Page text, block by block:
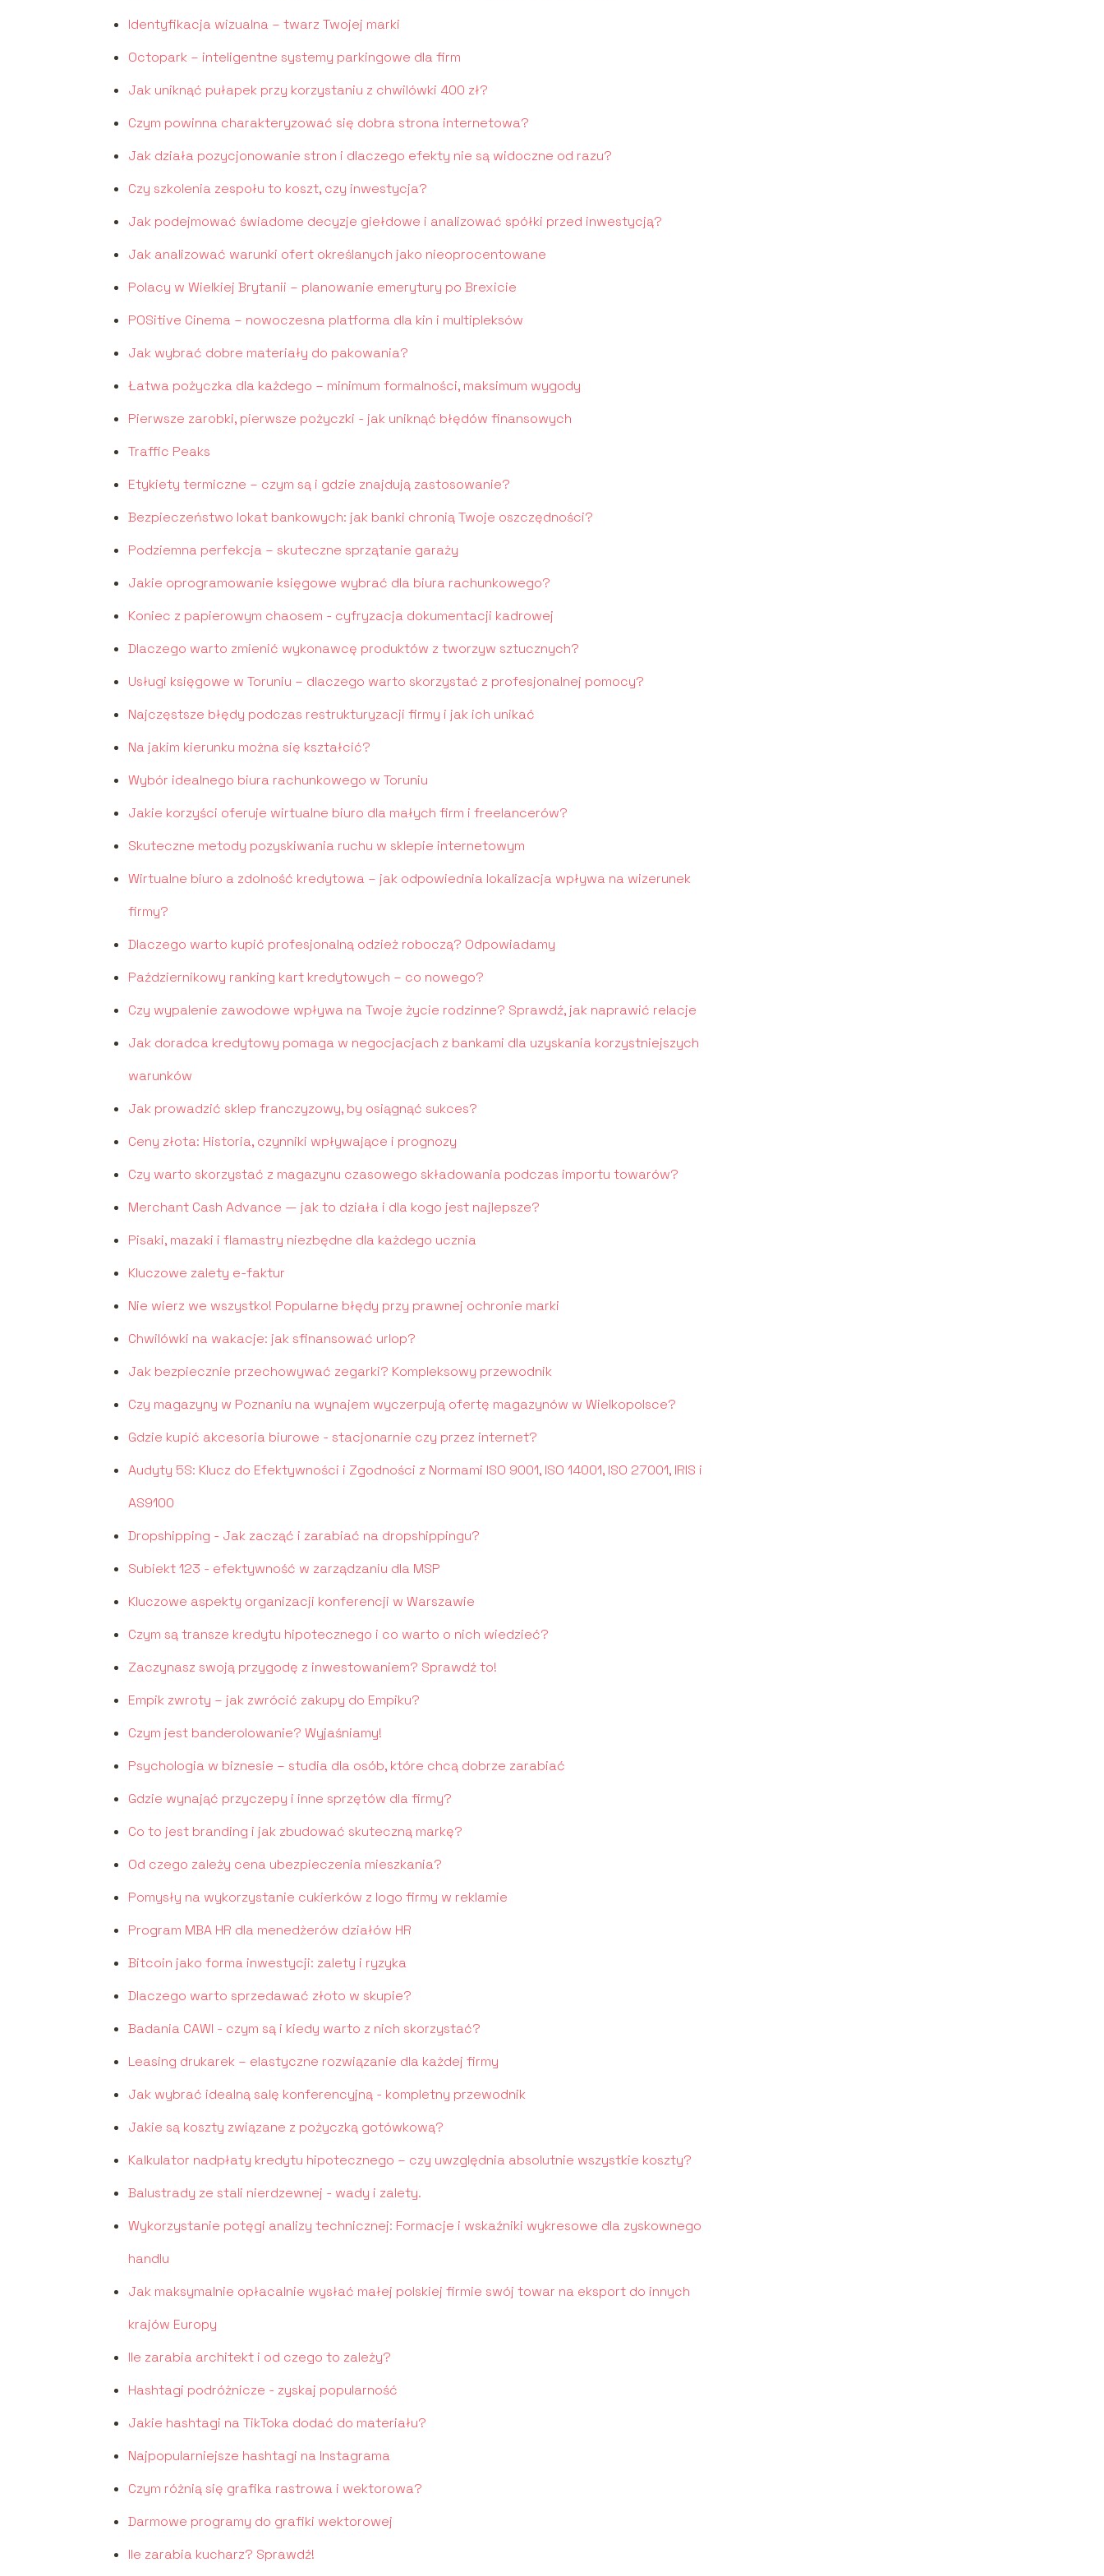
Identyfikacja wizualna – twarz Twojej marki
Octopark – inteligentne systemy parkingowe dla firm
Jak uniknąć pułapek przy korzystaniu z chwilówki 400 zł?
Czym powinna charakteryzować się dobra strona internetowa?
Jak działa pozycjonowanie stron i dlaczego efekty nie są widoczne od razu?
Czy szkolenia zespołu to koszt, czy inwestycja?
Jak podejmować świadome decyzje giełdowe i analizować spółki przed inwestycją?
Jak analizować warunki ofert określanych jako nieoprocentowane
Polacy w Wielkiej Brytanii – planowanie emerytury po Brexicie
POSitive Cinema – nowoczesna platforma dla kin i multipleksów
Jak wybrać dobre materiały do pakowania?
Łatwa pożyczka dla każdego – minimum formalności, maksimum wygody
Pierwsze zarobki, pierwsze pożyczki - jak uniknąć błędów finansowych
Traffic Peaks
Etykiety termiczne – czym są i gdzie znajdują zastosowanie?
Bezpieczeństwo lokat bankowych: jak banki chronią Twoje oszczędności?
Podziemna perfekcja – skuteczne sprzątanie garaży
Jakie oprogramowanie księgowe wybrać dla biura rachunkowego?
Koniec z papierowym chaosem - cyfryzacja dokumentacji kadrowej
Dlaczego warto zmienić wykonawcę produktów z tworzyw sztucznych?
Usługi księgowe w Toruniu – dlaczego warto skorzystać z profesjonalnej pomocy?
Najczęstsze błędy podczas restrukturyzacji firmy i jak ich unikać
Na jakim kierunku można się kształcić?
Wybór idealnego biura rachunkowego w Toruniu
Jakie korzyści oferuje wirtualne biuro dla małych firm i freelancerów?
Skuteczne metody pozyskiwania ruchu w sklepie internetowym
Wirtualne biuro a zdolność kredytowa – jak odpowiednia lokalizacja wpływa na wizerunek
firmy?
Dlaczego warto kupić profesjonalną odzież roboczą? Odpowiadamy
Październikowy ranking kart kredytowych – co nowego?
Czy wypalenie zawodowe wpływa na Twoje życie rodzinne? Sprawdź, jak naprawić relacje
Jak doradca kredytowy pomaga w negocjacjach z bankami dla uzyskania korzystniejszych
warunków
Jak prowadzić sklep franczyzowy, by osiągnąć sukces?
Ceny złota: Historia, czynniki wpływające i prognozy
Czy warto skorzystać z magazynu czasowego składowania podczas importu towarów?
​Merchant Cash Advance — jak to działa i dla kogo jest najlepsze?
Pisaki, mazaki i flamastry niezbędne dla każdego ucznia
Kluczowe zalety e-faktur
Nie wierz we wszystko! Popularne błędy przy prawnej ochronie marki
Chwilówki na wakacje: jak sfinansować urlop?
Jak bezpiecznie przechowywać zegarki? Kompleksowy przewodnik
Czy magazyny w Poznaniu na wynajem wyczerpują ofertę magazynów w Wielkopolsce?
Gdzie kupić akcesoria biurowe - stacjonarnie czy przez internet?
Audyty 5S: Klucz do Efektywności i Zgodności z Normami ISO 9001, ISO 14001, ISO 27001, IRIS i
AS9100
Dropshipping - Jak zacząć i zarabiać na dropshippingu?
Subiekt 123 - efektywność w zarządzaniu dla MSP
Kluczowe aspekty organizacji konferencji w Warszawie
Czym są transze kredytu hipotecznego i co warto o nich wiedzieć?
Zaczynasz swoją przygodę z inwestowaniem? Sprawdź to!
Empik zwroty – jak zwrócić zakupy do Empiku?
Czym jest banderolowanie? Wyjaśniamy!
Psychologia w biznesie – studia dla osób, które chcą dobrze zarabiać
Gdzie wynająć przyczepy i inne sprzętów dla firmy?
Co to jest branding i jak zbudować skuteczną markę?
Od czego zależy cena ubezpieczenia mieszkania?
Pomysły na wykorzystanie cukierków z logo firmy w reklamie
Program MBA HR dla menedżerów działów HR
Bitcoin jako forma inwestycji: zalety i ryzyka
Dlaczego warto sprzedawać złoto w skupie?
Badania CAWI - czym są i kiedy warto z nich skorzystać?
Leasing drukarek – elastyczne rozwiązanie dla każdej firmy
Jak wybrać idealną salę konferencyjną - kompletny przewodnik
Jakie są koszty związane z pożyczką gotówkową?
Kalkulator nadpłaty kredytu hipotecznego – czy uwzględnia absolutnie wszystkie koszty?
Balustrady ze stali nierdzewnej - wady i zalety.
Wykorzystanie potęgi analizy technicznej: Formacje i wskaźniki wykresowe dla zyskownego
handlu
Jak maksymalnie opłacalnie wysłać małej polskiej firmie swój towar na eksport do innych
krajów Europy
Ile zarabia architekt i od czego to zależy?
Hashtagi podróżnicze - zyskaj popularność
Jakie hashtagi na TikToka dodać do materiału?
Najpopularniejsze hashtagi na Instagrama
Czym różnią się grafika rastrowa i wektorowa?
Darmowe programy do grafiki wektorowej
Ile zarabia kucharz? Sprawdź!